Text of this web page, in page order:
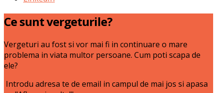
Ce sunt vergeturile?
Vergeturi au fost si vor mai fi in continuare o mare
problema in viata multor persoane. Cum poti scapa de
ele?
Introdu adresa te de email in campul de mai jos si apasa